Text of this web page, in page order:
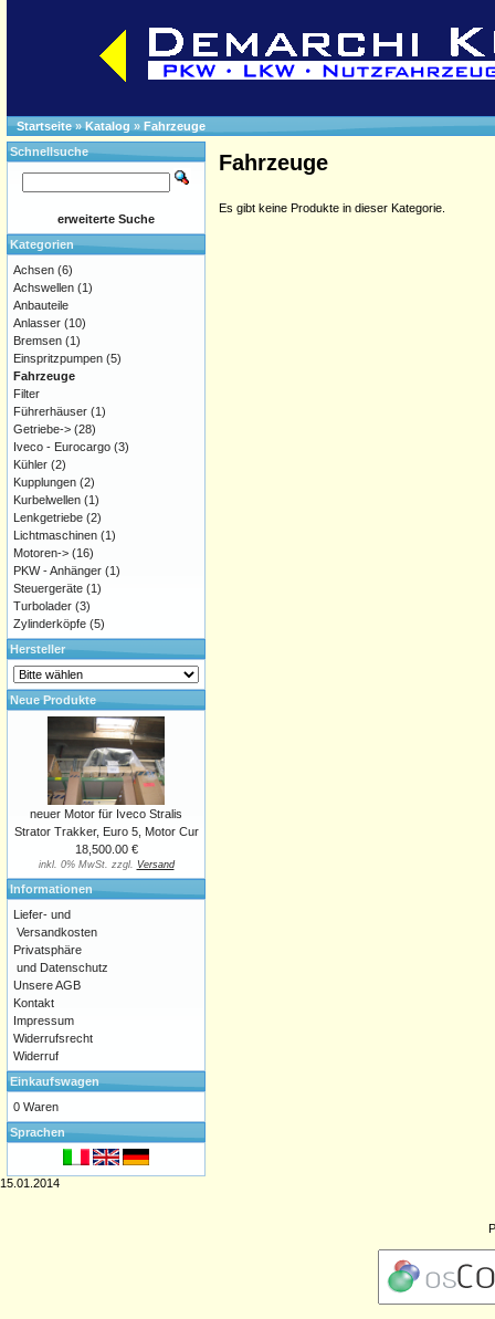
Startseite»Katalog » Fahrzeuge
Fahrzeuge
Es gibt keine Produkte in dieser Kategorie.
Schnellsuche
erweiterte Suche
Kategorien
Achsen (6)
Achswellen (1)
Anbauteile
Anlasser (10)
Bremsen (1)
Einspritzpumpen (5)
Fahrzeuge
Filter
Führerhäuser (1)
Getriebe-> (28)
Iveco - Eurocargo (3)
Kühler (2)
Kupplungen (2)
Kurbelwellen (1)
Lenkgetriebe (2)
Lichtmaschinen (1)
Motoren-> (16)
PKW - Anhänger (1)
Steuergeräte (1)
Turbolader (3)
Zylinderköpfe (5)
Hersteller
Neue Produkte
neuer Motor für Iveco Stralis
Strator Trakker, Euro 5, Motor Cur
18,500.00 €
inkl. 0% MwSt. zzgl. Versand
Informationen
Liefer- und
Versandkosten
Privatsphäre
und Datenschutz
Unsere AGB
Kontakt
Impressum
Widerrufsrecht
Widerruf
Einkaufswagen
0 Waren
Sprachen
15.01.2014